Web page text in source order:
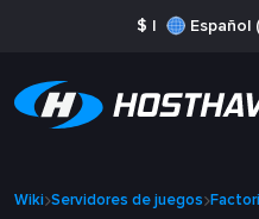
$ | Español
Wiki Servidores de juegos